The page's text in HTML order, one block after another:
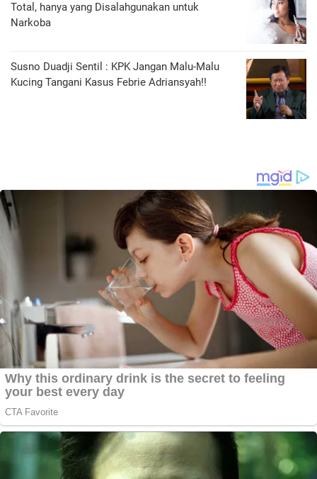
Total, hanya yang Disalahgunakan untuk
Narkoba
Susno Duadji Sentil : KPK Jangan Malu-Malu
Kucing Tangani Kasus Febrie Adriansyah!!